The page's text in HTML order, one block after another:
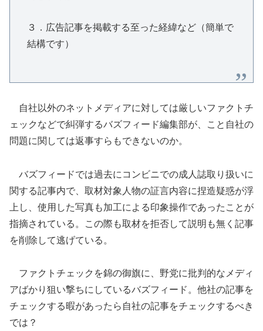
３．広告記事を掲載する至った経緯など（簡単で
結構です）
自社以外のネットメディアに対しては厳しいファクトチ
ェックなどで糾弾するバズフィード編集部が、こと自社の
問題に関しては返事すらもできないのか。
バズフィードでは過去にコンビニでの成人誌取り扱いに
関する記事内で、取材対象人物の証言内容に捏造疑惑が浮
上し、使用した写真も加工による印象操作であったことが
指摘されている。この際も取材を拒否して説明も無く記事
を削除して逃げている。
ファクトチェックを錦の御旗に、野党に批判的なメディ
アばかり狙い撃ちにしているバズフィード。他社の記事を
チェックする暇があったら自社の記事をチェックするべき
では？